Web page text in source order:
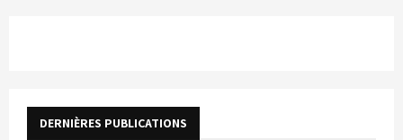
r
DERNIÈRES PUBLICATIONS